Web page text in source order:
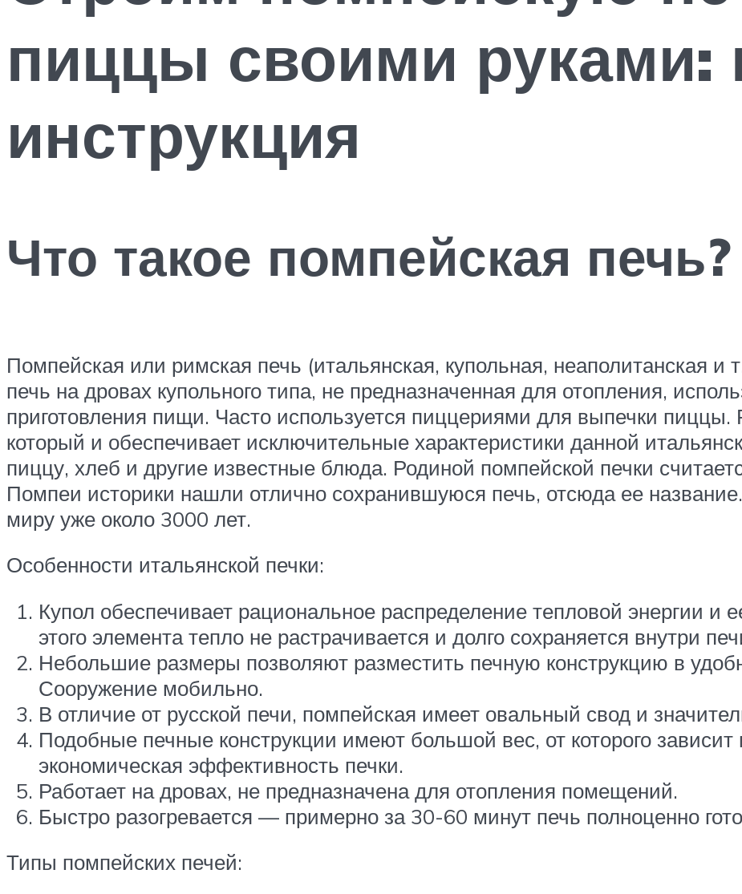
пиццы своими руками:
инструкция
Что такое помпейская печь?
Помпейская или римская печь (итальянская, купольная, неаполитанская и
печь на дровах купольного типа, не предназначенная для отопления,
приготовления пищи. Часто используется пиццериями для выпечки пиццы.
который и обеспечивает исключительные характеристики данной
пиццу, хлеб и другие известные блюда. Родиной помпейской печки
Помпеи историки нашли отлично сохранившуюся печь, отсюда ее
миру уже около 3000 лет.
Особенности итальянской печки:
Купол обеспечивает рациональное распределение тепловой энергии
этого элемента тепло не растрачивается и долго сохраняется внутри
Небольшие размеры позволяют разместить печную конструкцию в
Сооружение мобильно.
В отличие от русской печи, помпейская имеет овальный свод и
Подобные печные конструкции имеют большой вес, от которого зависит
экономическая эффективность печки.
Работает на дровах, не предназначена для отопления помещений.
Быстро разогревается — примерно за 30-60 минут печь полноценно
Типы помпейских печей: